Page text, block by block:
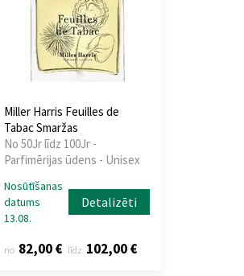
Miller Harris Feuilles de
Tabac Smaržas
No 50Jr līdz 100Jr -
Parfimērijas ūdens - Unisex
Nosūtīšanas
datums
13.08.
Detalizēti
no 82,00 € līdz 102,00 €